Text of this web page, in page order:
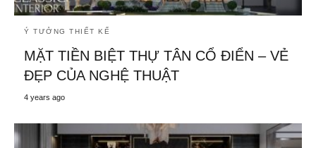
Ý TƯỞNG THIẾT KẾ
MẶT TIỀN BIỆT THỰ TÂN CỔ ĐIỂN – VẺ
ĐẸP CỦA NGHỆ THUẬT
4 years ago